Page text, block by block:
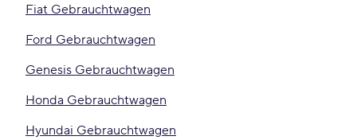
Fiat Gebrauchtwagen
Ford Gebrauchtwagen
Genesis Gebrauchtwagen
Honda Gebrauchtwagen
Hyundai Gebrauchtwagen